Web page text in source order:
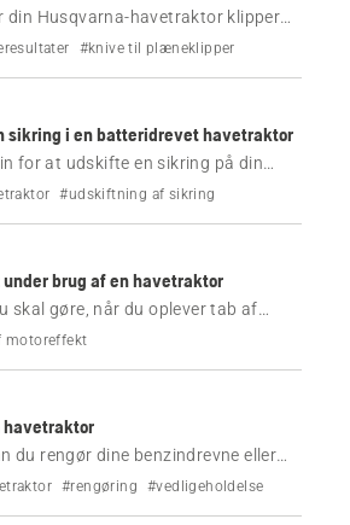
din Husqvarna-havetraktor klipper
og hvordan problemet løses.
#knive til plæneklipper
sikring i en batteridrevet havetraktor
for at udskifte en sikring på din
#udskiftning af sikring
brug af en havetraktor
skal gøre, når du oplever tab af
bruger din Husqvarna-havetraktor.
motoreffekt
havetraktor
du rengør dine benzindrevne eller
#rengøring #vedligeholdelse